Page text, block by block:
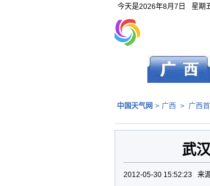
今天是2026年8月7日 星期
中国天气网 > 广西 > 广西
武
2012-05-30 15:52:23 来